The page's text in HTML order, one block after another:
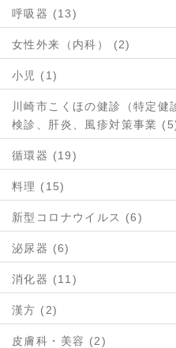
呼吸器 (13)
女性外来（内科） (2)
小児 (1)
川崎市こくほの健診（特定健
検診、肝炎、風疹対策事業
循環器 (19)
料理 (15)
新型コロナウイルス (6)
泌尿器 (6)
消化器 (11)
漢方 (2)
皮膚科・美容 (2)